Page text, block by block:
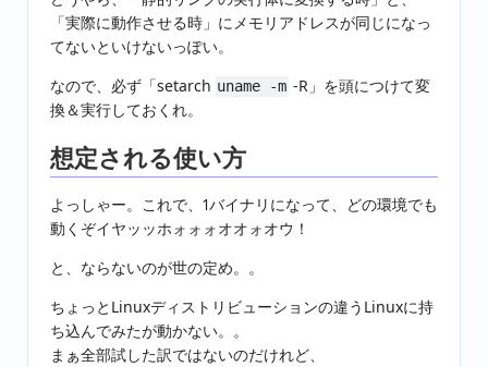
「実際に動作させる時」にメモリアドレスが同じになっ
てないといけないっぽい。
なので、必ず「setarch uname -m -R」を頭につけて変
換＆実行しておくれ。
想定される使い方
よっしゃー。これで、1バイナリになって、どの環境でも
動くぞイヤッッホォォォオオォオウ！
と、ならないのが世の定め。。
ちょっとLinuxディストリビューションの違うLinuxに持
ち込んでみたが動かない。。
まぁ全部試した訳ではないのだけれど、